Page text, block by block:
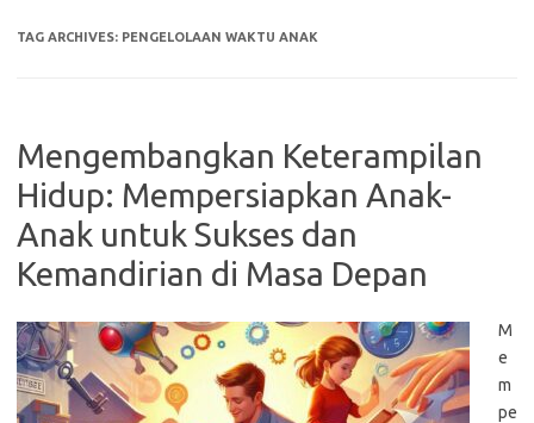
TAG ARCHIVES: PENGELOLAAN WAKTU ANAK
Mengembangkan Keterampilan
Hidup: Mempersiapkan Anak-
Anak untuk Sukses dan
Kemandirian di Masa Depan
M
e
m
pe